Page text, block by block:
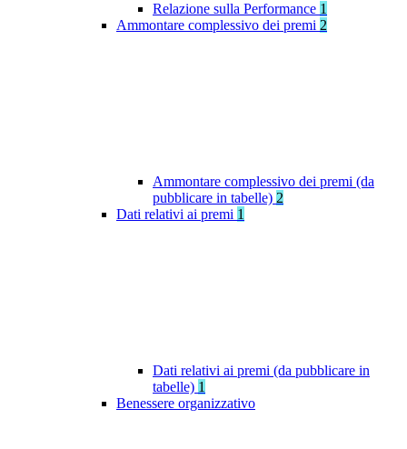
Relazione sulla Performance 1
Ammontare complessivo dei premi 2
Ammontare complessivo dei premi (da
pubblicare in tabelle) 2
Dati relativi ai premi 1
Dati relativi ai premi (da pubblicare in
tabelle) 1
Benessere organizzativo